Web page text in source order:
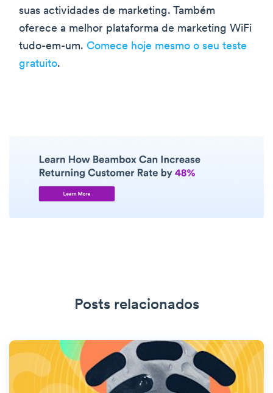
suas actividades de marketing. Também
oferece a melhor plataforma de marketing WiFi
tudo-em-um. Comece hoje mesmo o seu teste
gratuito.
Posts relacionados